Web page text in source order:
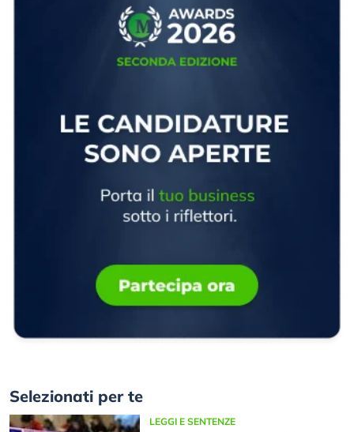
Selezionati per te
LEGGI E SENTENZE